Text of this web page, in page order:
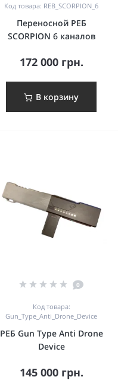
Код товара: REB_SCORPION_6
Переносной РЕБ
SCORPION 6 каналов
172 000 грн.
В корзину
0
Код товара:
Gun_Type_Anti_Drone_Device
РЕБ Gun Type Anti Drone
Device
145 000 грн.